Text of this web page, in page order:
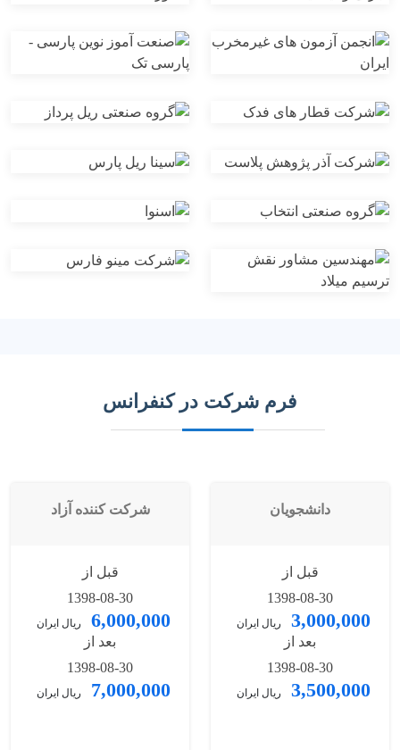
فرم شرکت در کنفرانس
دانشجویان
قبل از
1398-08-30
3,000,000 ریال ایران
بعد از
1398-08-30
3,500,000 ریال ایران
شرکت کننده آزاد
قبل از
1398-08-30
6,000,000 ریال ایران
بعد از
1398-08-30
7,000,000 ریال ایران